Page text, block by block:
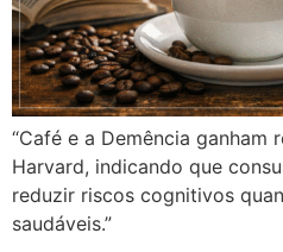
“Café e a Demência ganham
Harvard, indicando que
reduzir riscos cognitivos
saudáveis.”